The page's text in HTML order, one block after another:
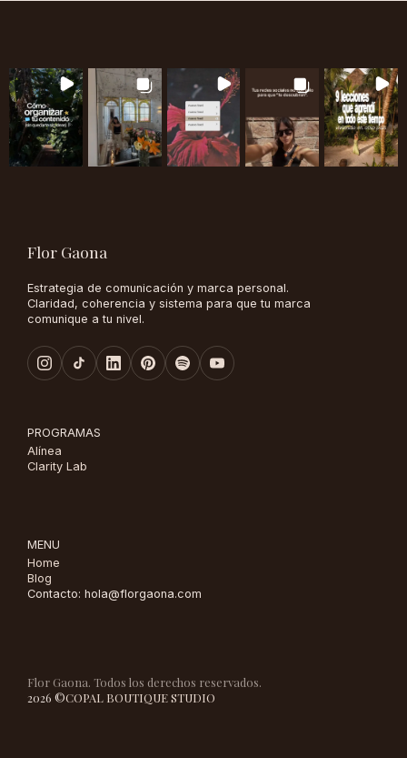
Flor Gaona
Estrategia de comunicación y marca personal.
Claridad, coherencia y sistema para que tu marca
comunique a tu nivel.
PROGRAMAS
Alínea
Clarity Lab
MENU
Home
Blog
Contacto: hola@florgaona.com
Flor Gaona. Todos los derechos reservados.
2026 ©COPAL BOUTIQUE STUDIO